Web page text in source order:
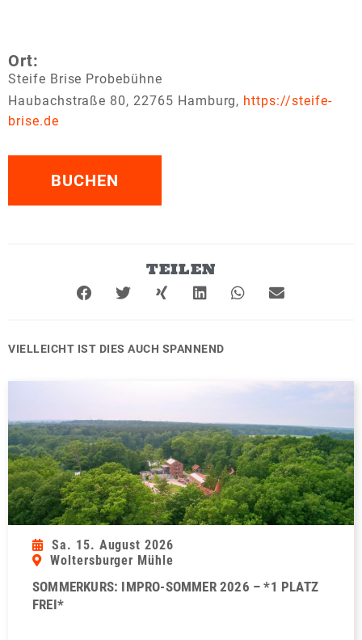
Ort:
Steife Brise Probebühne
Haubachstraße 80, 22765 Hamburg, https://steife-
brise.de
BUCHEN
TEILEN
VIELLEICHT IST DIES AUCH SPANNEND
Sa. 15. August 2026
Woltersburger Mühle
SOMMERKURS: IMPRO-SOMMER 2026 – *1 PLATZ
FREI*